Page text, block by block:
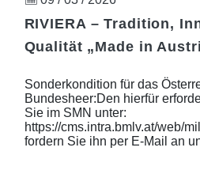
RIVIERA – Tradition,
Qualität „Made in
Sonderkondition für das
Bundesheer:Den hierfür
Sie im SMN unter:
https://cms.intra.bmlv.at/web/
fordern Sie ihn per E-Mail an